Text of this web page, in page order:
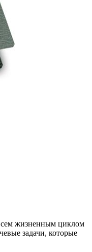
жизненным циклом
задачи, которые